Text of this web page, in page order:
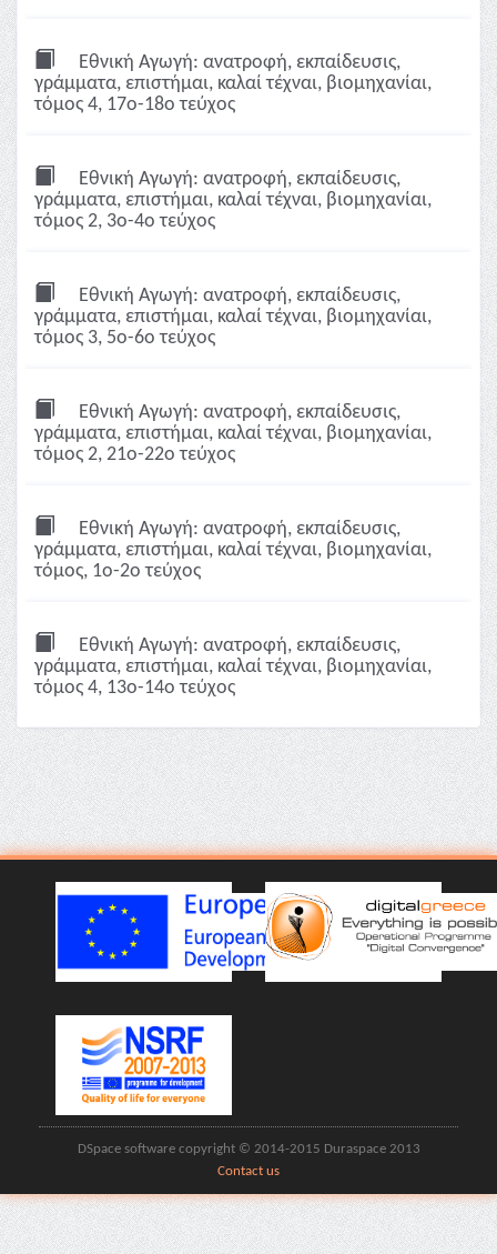
Εθνική Αγωγή: ανατροφή, εκπαίδευσις,
γράμματα, επιστήμαι, καλαί τέχναι, βιομηχανίαι,
τόμος 4, 17ο-18ο τεύχος
Εθνική Αγωγή: ανατροφή, εκπαίδευσις,
γράμματα, επιστήμαι, καλαί τέχναι, βιομηχανίαι,
τόμος 2, 3ο-4ο τεύχος
Εθνική Αγωγή: ανατροφή, εκπαίδευσις,
γράμματα, επιστήμαι, καλαί τέχναι, βιομηχανίαι,
τόμος 3, 5ο-6ο τεύχος
Εθνική Αγωγή: ανατροφή, εκπαίδευσις,
γράμματα, επιστήμαι, καλαί τέχναι, βιομηχανίαι,
τόμος 2, 21ο-22ο τεύχος
Εθνική Αγωγή: ανατροφή, εκπαίδευσις,
γράμματα, επιστήμαι, καλαί τέχναι, βιομηχανίαι,
τόμος, 1ο-2ο τεύχος
Εθνική Αγωγή: ανατροφή, εκπαίδευσις,
γράμματα, επιστήμαι, καλαί τέχναι, βιομηχανίαι,
τόμος 4, 13ο-14ο τεύχος
DSpace software copyright © 2014-2015 Duraspace 2013
Contact us